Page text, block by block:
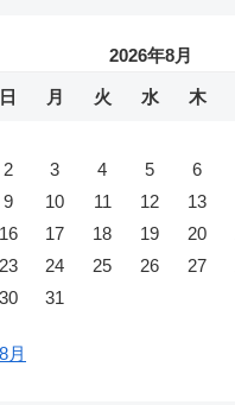
2026年8月
日 月 火 水 木
2
3 4 5 6
9
10 11 12 13
17 18 19 20
24 25 26 27
31
月